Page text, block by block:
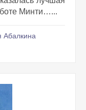
Минти…...
Абалкина